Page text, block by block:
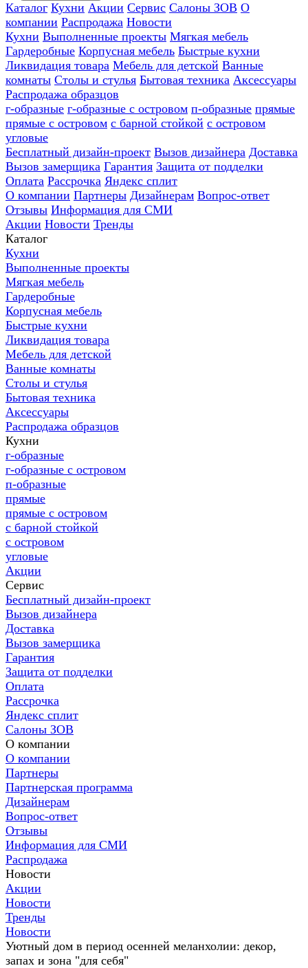
Каталог Кухни Акции Сервис Салоны ЗОВ О
компании Распродажа Новости
Кухни Выполненные проекты Мягкая мебель
Гардеробные Корпусная мебель Быстрые кухни
Ликвидация товара Мебель для детской Ванные
комнаты Столы и стулья Бытовая техника Аксессуары
Распродажа образцов
г-образные г-образные с островом п-образные прямые
прямые с островом с барной стойкой с островом
угловые
Бесплатный дизайн-проект Вызов дизайнера Доставка
Вызов замерщика Гарантия Защита от подделки
Оплата Рассрочка Яндекс сплит
О компании Партнеры Дизайнерам Вопрос-ответ
Отзывы Информация для СМИ
Акции Новости Тренды
Каталог
Кухни
Выполненные проекты
Мягкая мебель
Гардеробные
Корпусная мебель
Быстрые кухни
Ликвидация товара
Мебель для детской
Ванные комнаты
Столы и стулья
Бытовая техника
Аксессуары
Распродажа образцов
Кухни
г-образные
г-образные с островом
п-образные
прямые
прямые с островом
с барной стойкой
с островом
угловые
Акции
Сервис
Бесплатный дизайн-проект
Вызов дизайнера
Доставка
Вызов замерщика
Гарантия
Защита от подделки
Оплата
Рассрочка
Яндекс сплит
Салоны ЗОВ
О компании
О компании
Партнеры
Партнерская программа
Дизайнерам
Вопрос-ответ
Отзывы
Информация для СМИ
Распродажа
Новости
Акции
Новости
Тренды
Новости
Уютный дом в период осенней меланхолии: декор,
запах и зона "для себя"